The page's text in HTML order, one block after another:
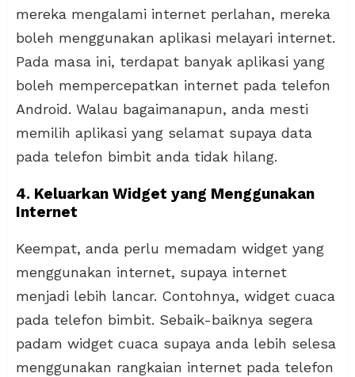
mereka mengalami internet perlahan, mereka
boleh menggunakan aplikasi melayari internet.
Pada masa ini, terdapat banyak aplikasi yang
boleh mempercepatkan internet pada telefon
Android. Walau bagaimanapun, anda mesti
memilih aplikasi yang selamat supaya data
pada telefon bimbit anda tidak hilang.
4. Keluarkan Widget yang Menggunakan
Internet
Keempat, anda perlu memadam widget yang
menggunakan internet, supaya internet
menjadi lebih lancar. Contohnya, widget cuaca
pada telefon bimbit. Sebaik-baiknya segera
padam widget cuaca supaya anda lebih selesa
menggunakan rangkaian internet pada telefon